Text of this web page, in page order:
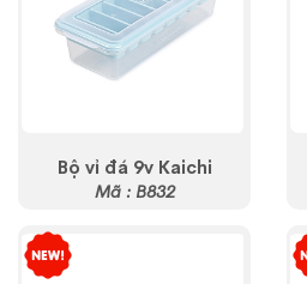
Bộ vỉ đá 9v Kaichi
Mã : B832